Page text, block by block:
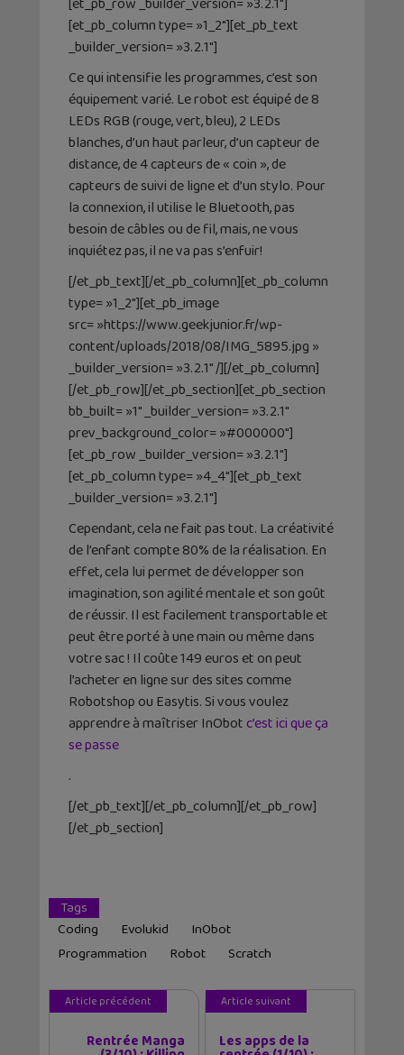
[et_pb_column type= »1_2″][et_pb_text
_builder_version= »3.2.1″]
Ce qui intensifie les programmes, c’est son
équipement varié. Le robot est équipé de 8
LEDs RGB (rouge, vert, bleu), 2 LEDs
blanches, d’un haut parleur, d’un capteur de
distance, de 4 capteurs de « coin », de
capteurs de suivi de ligne et d’un stylo. Pour
la connexion, il utilise le Bluetooth, pas
besoin de câbles ou de fil, mais, ne vous
inquiétez pas, il ne va pas s’enfuir!
[/et_pb_text][/et_pb_column][et_pb_column
type= »1_2″][et_pb_image
src= »https://www.geekjunior.fr/wp-
content/uploads/2018/08/IMG_5895.jpg »
_builder_version= »3.2.1″ /][/et_pb_column]
[/et_pb_row][/et_pb_section][et_pb_section
bb_built= »1″ _builder_version= »3.2.1″
prev_background_color= »#000000″]
[et_pb_row _builder_version= »3.2.1″]
[et_pb_column type= »4_4″][et_pb_text
_builder_version= »3.2.1″]
Cependant, cela ne fait pas tout. La créativité
de l’enfant compte 80% de la réalisation. En
effet, cela lui permet de développer son
imagination, son agilité mentale et son goût
de réussir. Il est facilement transportable et
peut être porté à une main ou même dans
votre sac ! Il coûte 149 euros et on peut
l’acheter en ligne sur des sites comme
Robotshop ou Easytis. Si vous voulez
apprendre à maîtriser InObotc’est ici que ça
se passe
.
[/et_pb_text][/et_pb_column][/et_pb_row]
[/et_pb_section]
Tags
Coding
Evolukid
InObot
Programmation
Robot Scratch
Article précédent
Rentrée Manga
Article suivant
Les apps de la